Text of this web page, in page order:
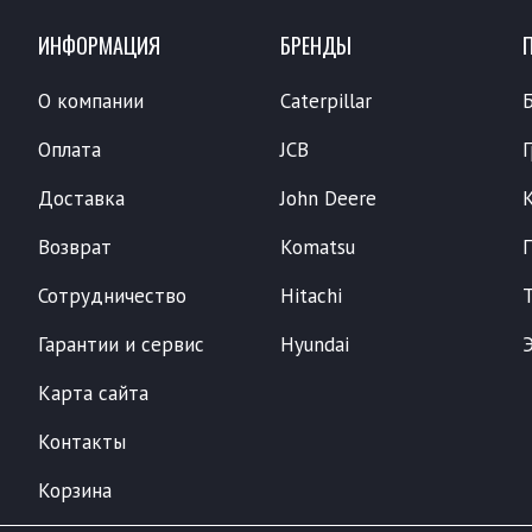
ИНФОРМАЦИЯ
О компании
Оплата
Доставка
Возврат
Сотрудничество
Гарантии и сервис
Карта сайта
Контакты
Корзина
БРЕНДЫ
Caterpillar
JCB
John Deere
Komatsu
Hitachi
Hyundai